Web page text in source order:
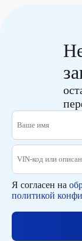
Я согласен на
политикой